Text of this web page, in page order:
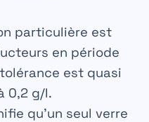
particulière est
en période
est quasi
0,2 g/l.
qu’un seul verre